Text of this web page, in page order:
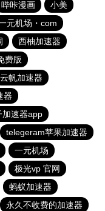
哔咔漫画
小美
元机场・com
西柚加速器
费版
云帆加速器
器
加速器app
telegeram苹果加速器
一元机场
极光vp 官网
蚂蚁加速器
永久不收费的加速器